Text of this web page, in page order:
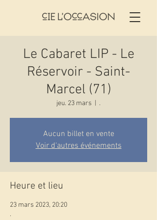
Le Cabaret LIP - Le
Réservoir - Saint-
Marcel (71)
jeu. 23 mars .
Aucun billet en vente
Voir d'autres événements
Heure et lieu
23 mars 2023, 20:20
.